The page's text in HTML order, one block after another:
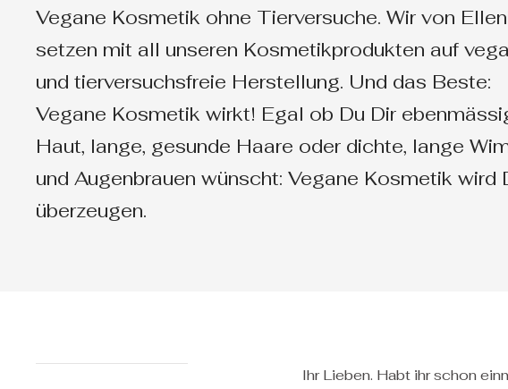
Vegane Kosmetik ohne Tierversuche. Wir von
setzen mit all unseren Kosmetikprodukten auf
und tierversuchsfreie Herstellung. Und das Beste:
Vegane Kosmetik wirkt! Egal ob Du Dir
Haut, lange, gesunde Haare oder dichte, lange
und Augenbrauen wünscht: Vegane Kosmetik wird
überzeugen.
Ihr Lieben. Habt ihr schon